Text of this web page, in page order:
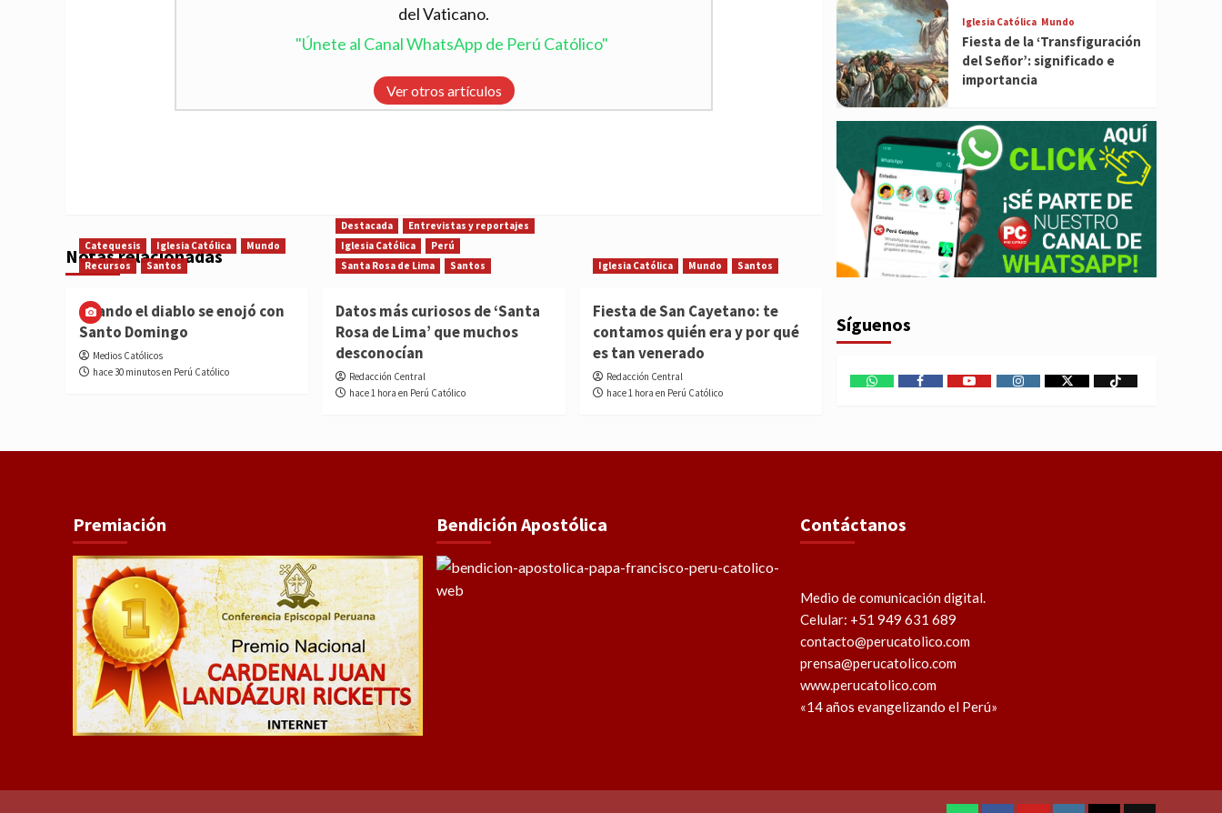
del Vaticano.
"Únete al Canal WhatsApp de Perú Católico"
Ver otros artículos
Notas relacionadas
Catequesis Iglesia Católica
Mundo
Recursos
Santos
Cuando el diablo se enojó con
Santo Domingo
Medios Católicos
hace 30 minutos en Perú Católico
Destacada
Entrevistas y reportajes
Iglesia Católica
Perú
Santa Rosa de Lima
Santos
Datos más curiosos de ‘Santa
Rosa de Lima’ que muchos
desconocían
Redacción Central
hace 1 hora en Perú Católico
Iglesia Católica Mundo Santos
Fiesta de San Cayetano: te
contamos quién era y por qué
es tan venerado
Redacción Central
hace 1 hora en Perú Católico
Iglesia Católica Mundo
Fiesta de la ‘Transfiguración
del Señor’: significado e
importancia
Síguenos
WhatsAppFacebookYoutubeInstagram
X TikTok
Premiación Bendición Apostólica Contáctanos
Medio de comunicación digital.
Celular: +51 949 631 689
contacto@perucatolico.com
prensa@perucatolico.com
www.perucatolico.com
«14 años evangelizando el Perú»